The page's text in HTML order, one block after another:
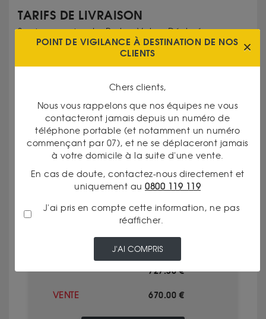
TARIFS DE LIVRAISON
Service premium La Poste - Valeur Déclarée
Transport Hors FR
VOUS AIMEREZ AUSSI...
20 FRANCS SUISSE
À partir de
727.50 €
VENTE 670.00 €
POINT DE VIGILANCE À DESTINATION DE NOS
CLIENTS
Chers clients,
Nous vous rappelons que nos équipes ne vous
contacteront jamais depuis un numéro de
téléphone portable (et notamment un numéro
commençant par 07), et ne se déplaceront jamais
à votre domicile à la suite d'une vente.
En cas de doute, contactez-nous directement et
uniquement au 0800 119 119
J'ai pris en compte cette information, ne pas
réafficher.
J'AI COMPRIS